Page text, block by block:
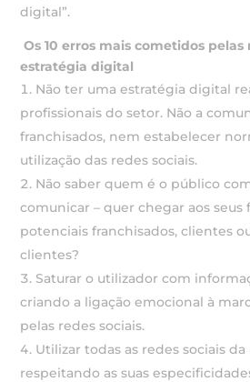
digital”.
Os 10 erros mais cometidos pelas
estratégia digital
Não ter uma estratégia digital
profissionais do setor. Não a
franchisados, nem estabelecer
utilização das redes sociais.
Não saber quem é o público
comunicar – quer chegar aos seus
potenciais franchisados, clientes
clientes?
Saturar o utilizador com
criando a ligação emocional à
pelas redes sociais.
Utilizar todas as redes sociais
respeitando as suas